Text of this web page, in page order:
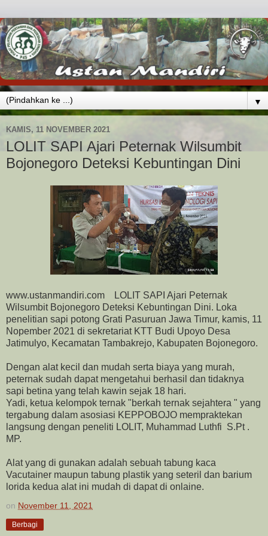
▼
KAMIS, 11 NOVEMBER 2021
LOLIT SAPI Ajari Peternak Wilsumbit
Bojonegoro Deteksi Kebuntingan Dini
www.ustanmandiri.com LOLIT SAPI Ajari Peternak
Wilsumbit Bojonegoro Deteksi Kebuntingan Dini. Loka
penelitian sapi potong Grati Pasuruan Jawa Timur, kamis, 11
Nopember 2021 di sekretariat KTT Budi Upoyo Desa
Jatimulyo, Kecamatan Tambakrejo, Kabupaten Bojonegoro.
Dengan alat kecil dan mudah serta biaya yang murah,
peternak sudah dapat mengetahui berhasil dan tidaknya
sapi betina yang telah kawin sejak 18 hari.
Yadi, ketua kelompok ternak "berkah ternak sejahtera " yang
tergabung dalam asosiasi KEPPOBOJO mempraktekan
langsung dengan peneliti LOLIT, Muhammad Luthfi S.Pt .
MP.
Alat yang di gunakan adalah sebuah tabung kaca
Vacutainer maupun tabung plastik yang seteril dan barium
lorida kedua alat ini mudah di dapat di onlaine.
on November 11, 2021
Berbagi